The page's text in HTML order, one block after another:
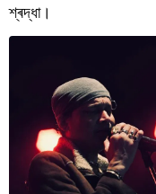
বিশ্ব
Videos
শ্ৰদ্ধা।